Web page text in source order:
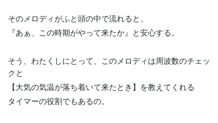
そのメロディがふと頭の中で流れると、
『あぁ、この時期がやって来たか』と安心する。
そう、わたくしにとって、このメロディは周波数のチェッ
クと
【大気の気温が落ち着いて来たとき】を教えてくれる
タイマーの役割でもあるの。